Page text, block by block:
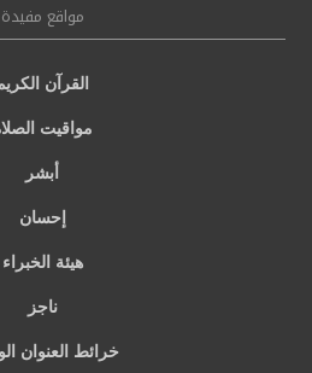
مواقع مفيدة
القرآن
مواقيت
أبشر
إحسان
هيئة الخبراء
ناجز
خرائط العنوان